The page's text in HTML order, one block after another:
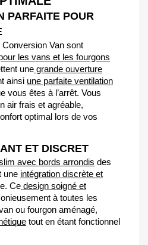
PARFAITE POUR
Van sont
les vans et les fourgons
une grande ouverture
ainsi une parfaite ventilation
vous êtes à l’arrêt. Vous
air frais et agréable,
optimal lors de vos
ET DISCRET
avec bords arrondis des
une intégration discrète et
Ce design soigné et
à toutes les
ou fourgon aménagé,
tout en étant fonctionnel